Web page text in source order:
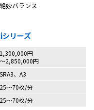
妙バランス
リーズ
1,300,000円
〜2,850,000円
SRA3、A3
25〜70枚/分
25〜70枚/分